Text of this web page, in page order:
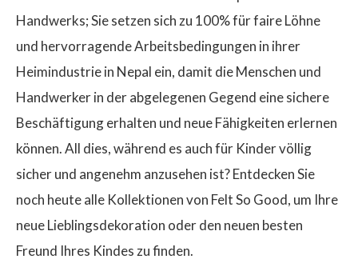
Handwerks; Sie setzen sich zu 100% für faire Löhne
und hervorragende Arbeitsbedingungen in ihrer
Heimindustrie in Nepal ein, damit die Menschen und
Handwerker in der abgelegenen Gegend eine sichere
Beschäftigung erhalten und neue Fähigkeiten erlernen
können. All dies, während es auch für Kinder völlig
sicher und angenehm anzusehen ist? Entdecken Sie
noch heute alle Kollektionen von Felt So Good, um Ihre
neue Lieblingsdekoration oder den neuen besten
Freund Ihres Kindes zu finden.